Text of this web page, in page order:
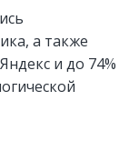
а также
и до 74%